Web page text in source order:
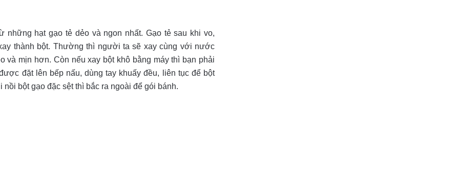
hạt gạo tẻ dẻo và ngon nhất. Gạo tẻ sau khi vo,
thành bột. Thường thì người ta sẽ xay cùng với nước
và mịn hơn. Còn nếu xay bột khô bằng máy thì bạn phải
đặt lên bếp nấu, dùng tay khuấy đều, liên tục để bột
bột gạo đặc sệt thì bắc ra ngoài để gói bánh.